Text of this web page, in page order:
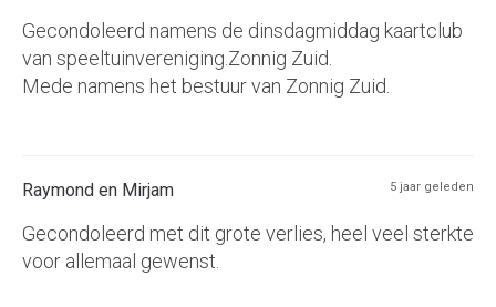
Gecondoleerd namens de dinsdagmiddag kaartclub
van speeltuinvereniging.Zonnig Zuid.
Mede namens het bestuur van Zonnig Zuid.
Raymond en Mirjam 5 jaar geleden
Gecondoleerd met dit grote verlies, heel veel sterkte
voor allemaal gewenst.